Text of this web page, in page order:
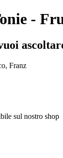
-
Franz
sul nostro shop